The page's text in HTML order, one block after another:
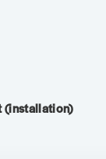
(installation)